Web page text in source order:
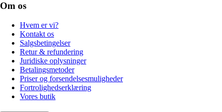
Om os
Hvem er vi?
Kontakt os
Salgsbetingelser
Retur & refundering
Juridiske oplysninger
Betalingsmetoder
Priser og forsendelsesmuligheder
Fortrolighedserklæring
Vores butik